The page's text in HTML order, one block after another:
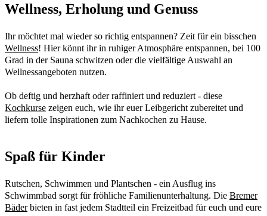
Wellness, Erholung und Genuss
Ihr möchtet mal wieder so richtig entspannen? Zeit für ein bisschen
Wellness! Hier könnt ihr in ruhiger Atmosphäre entspannen, bei 100
Grad in der Sauna schwitzen oder die vielfältige Auswahl an
Wellnessangeboten nutzen.
Ob deftig und herzhaft oder raffiniert und reduziert - diese
Kochkurse zeigen euch, wie ihr euer Leibgericht zubereitet und
liefern tolle Inspirationen zum Nachkochen zu Hause.
Spaß für Kinder
Rutschen, Schwimmen und Plantschen - ein Ausflug ins
Schwimmbad sorgt für fröhliche Familienunterhaltung. Die Bremer
Bäderbieten in fast jedem Stadtteil ein Freizeitbad für euch und eure